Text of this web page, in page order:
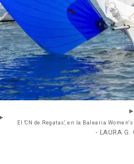
El 'CN de Regatas', en la Balearia
- LAURA G.